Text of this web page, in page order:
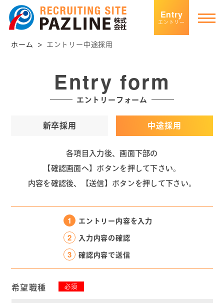
Entry
エントリー
Entry
エントリー
ホーム エントリー中途採用
Entry form
エントリーフォーム
新卒採用 中途採用
各項目入力後、画面下部の
【確認画面へ】ボタンを押して下さい。
内容を確認後、【送信】ボタンを押して下さい。
1 エントリー内容を入力
2 入力内容の確認
3 確認内容で送信
希望職種 必須